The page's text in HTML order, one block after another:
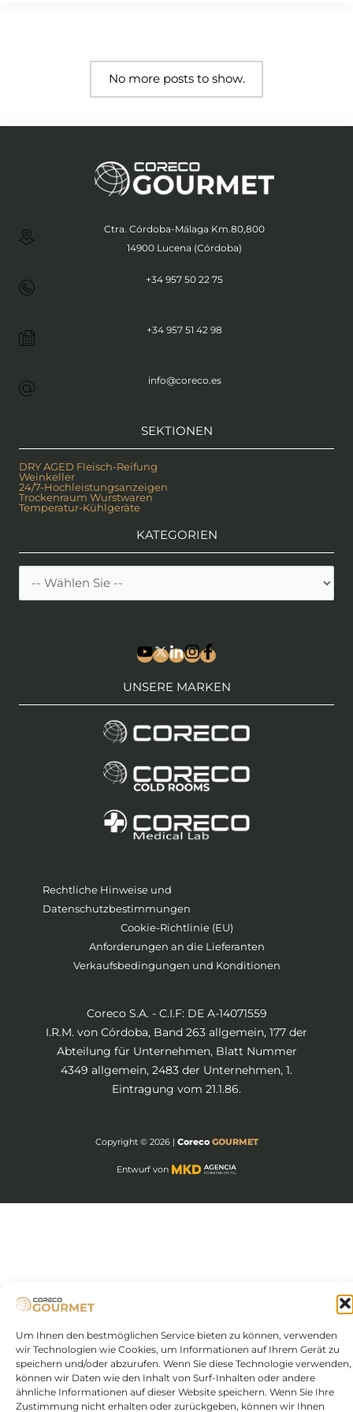
Um Ihnen den bestmöglichen Service bieten zu können, verwenden
wir Technologien wie Cookies, um Informationen auf Ihrem Gerät zu
speichern und/oder abzurufen. Wenn Sie diese Technologie verwenden,
können wir Daten wie den Inhalt von Surf-Inhalten oder andere
ähnliche Informationen auf dieser Website speichern. Wenn Sie Ihre
Zustimmung nicht erhalten oder zurückgeben, können wir Ihnen
No more posts to show.
Ctra. Córdoba-Málaga Km.80,800
14900 Lucena (Córdoba)
+34 957 50 22 75
+34 957 51 42 98
info@coreco.es
SEKTIONEN
DRY AGED Fleisch-Reifung
Weinkeller
24/7-Hochleistungsanzeigen
Trockenraum Wurstwaren
Temperatur-Kühlgeräte
KATEGORIEN
UNSERE MARKEN
Rechtliche Hinweise und
Datenschutzbestimmungen
Cookie-Richtlinie (EU)
Anforderungen an die Lieferanten
Verkaufsbedingungen und Konditionen
Coreco S.A. - C.I.F: DE A-14071559
I.R.M. von Córdoba, Band 263 allgemein, 177 der
Abteilung für Unternehmen, Blatt Nummer
4349 allgemein, 2483 der Unternehmen, 1.
Eintragung vom 21.1.86.
Copyright © 2026 | Coreco GOURMET
Entwurf von